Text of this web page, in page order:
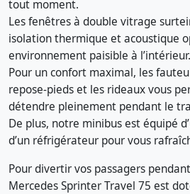
tout moment.
Les fenêtres à double vitrage
isolation thermique et acoustique
environnement paisible à l’intérieur.
Pour un confort maximal, les
repose-pieds et les rideaux vous
détendre pleinement pendant le
De plus, notre minibus est équipé
d’un réfrigérateur pour vous
Pour divertir vos passagers
Mercedes Sprinter Travel 75 est